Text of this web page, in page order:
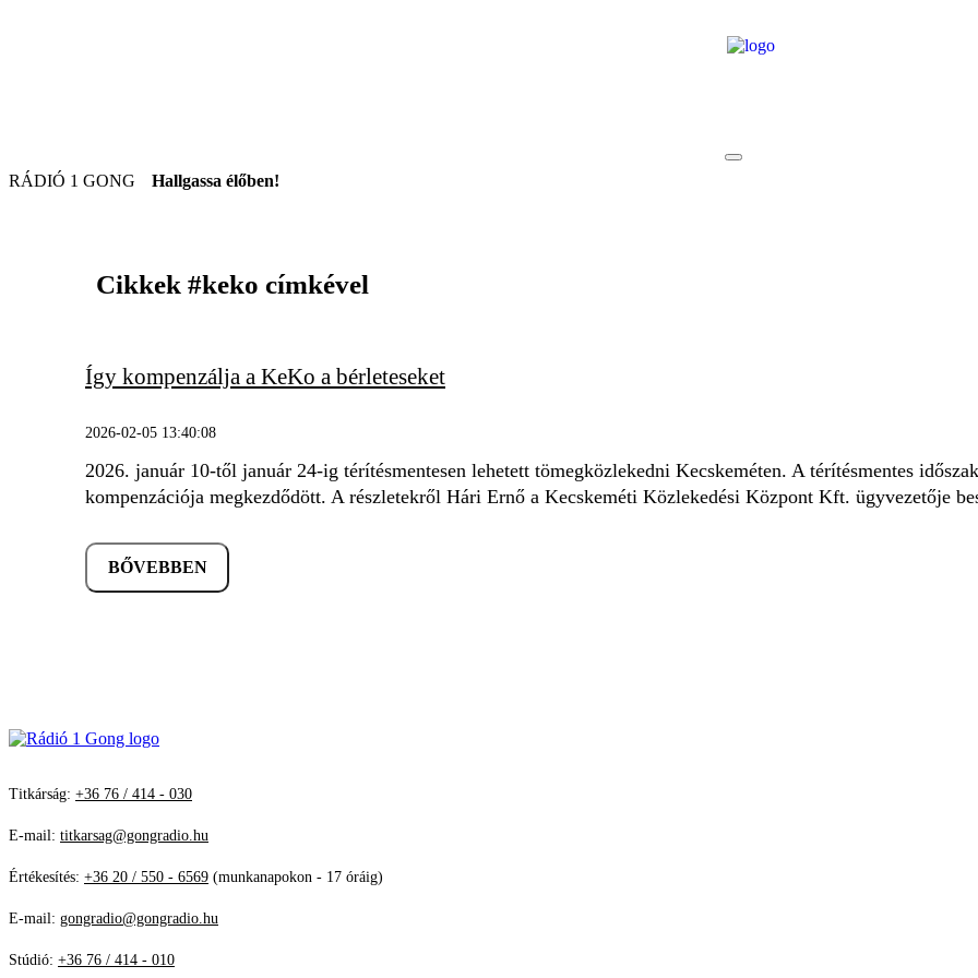
RÁDIÓ 1 GONG Hallgassa élőben!
Cikkek #keko címkével
Így kompenzálja a KeKo a bérleteseket
2026-02-05 13:40:08
2026. január 10-től január 24-ig térítésmentesen lehetett tömegközlekedni Kecskeméten. A térítésmentes
kompenzációja megkezdődött. A részletekről Hári Ernő a Kecskeméti Közlekedési Központ Kft. ügyvezetője
BŐVEBBEN
Titkárság: +36 76 / 414 - 030
E-mail: titkarsag@gongradio.hu
Értékesítés: +36 20 / 550 - 6569 (munkanapokon - 17 óráig)
E-mail: gongradio@gongradio.hu
Stúdió: +36 76 / 414 - 010